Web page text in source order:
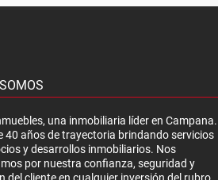
una inmobiliaria líder en Campana.
40 años de trayectoria brindando servicios
y desarrollos inmobiliarios. Nos
por nuestra confianza, seguridad y